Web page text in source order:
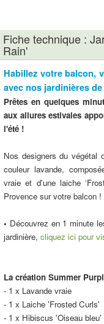
Fiche technique :
Rain'
Habillez votre balcon,
avec nos jardinières
Prêtes en quelques
aux allures estivales
l'été !
Nos designers du végétal
couleur lavande,
vraie et d'une laiche
Provence sur votre balcon !
• Découvrez en 1 minute
jardinière, cliquez ici pour
La création Summer
- 1 x Lavande vraie
- 1 x Laiche 'Frosted Curls'
- 1 x Hibiscus 'Oiseau bleu'